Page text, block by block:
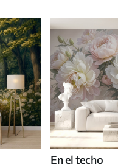
En el techo